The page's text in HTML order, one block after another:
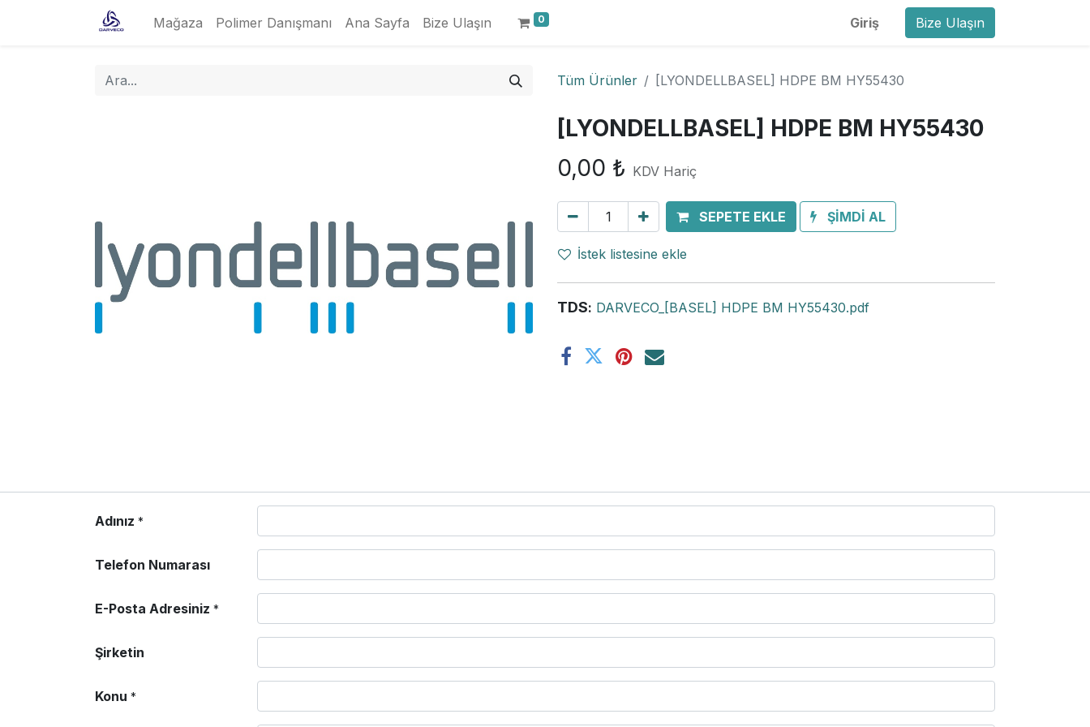
Mağaza Polimer Danışmanı Ana Sayfa Bize Ulaşın 0 Giriş Bize Ulaşın
Tüm Ürünler [LYONDELLBASEL] HDPE BM HY55430
[LYONDELLBASEL] HDPE BM HY55430
0,00 ₺ KDV Hariç
SEPETE EKLE ŞİMDİ AL
İstek listesine ekle
TDS: DARVECO_[BASEL] HDPE BM HY55430.pdf
Adınız *
Telefon Numarası
E-Posta Adresiniz *
Şirketin
Konu *